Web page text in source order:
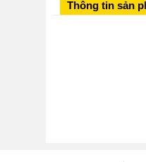
Thông tin sản